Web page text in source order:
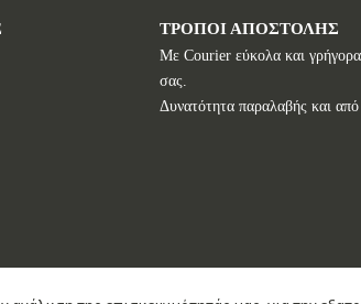
ΤΡΟΠΟΙ ΑΠΟΣΤΟΛΗΣ
Με Courier εύκολα και
σας.
Δυνατότητα παραλαβής και